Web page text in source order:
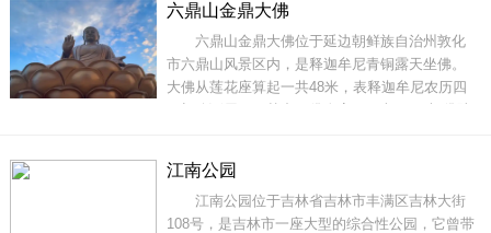
总体定位于集山川风物与地域民俗的长春文化服
务建筑，和融人文雅韵与自然生态的市民养生休
六鼎山金鼎大佛
六鼎山金鼎大佛位于延边朝鲜族自治州敦化
市六鼎山风景区内，是释迦牟尼青铜露天坐佛。
大佛从莲花座算起一共48米，表释迦牟尼农历四
婆，三身往世吉缘合。三十二相化九界，八十种
好现贤劫。六度法门成般若，八相成道归正
江南公园
江南公园位于吉林省吉林市丰满区吉林大街
108号，是吉林市一座大型的综合性公园，它曾带